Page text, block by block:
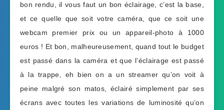
bon rendu, il vous faut un bon éclairage, c’est la base,
et ce quelle que soit votre caméra, que ce soit une
webcam premier prix ou un appareil-photo à 1000
euros ! Et bon, malheureusement, quand tout le budget
est passé dans la caméra et que l’éclairage est passé
à la trappe, eh bien on a un streamer qu’on voit à
peine malgré son matos, éclairé simplement par ses
écrans avec toutes les variations de luminosité qu’on